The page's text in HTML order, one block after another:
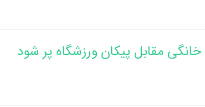
مقابل پیکان ورزشگاه پر شود